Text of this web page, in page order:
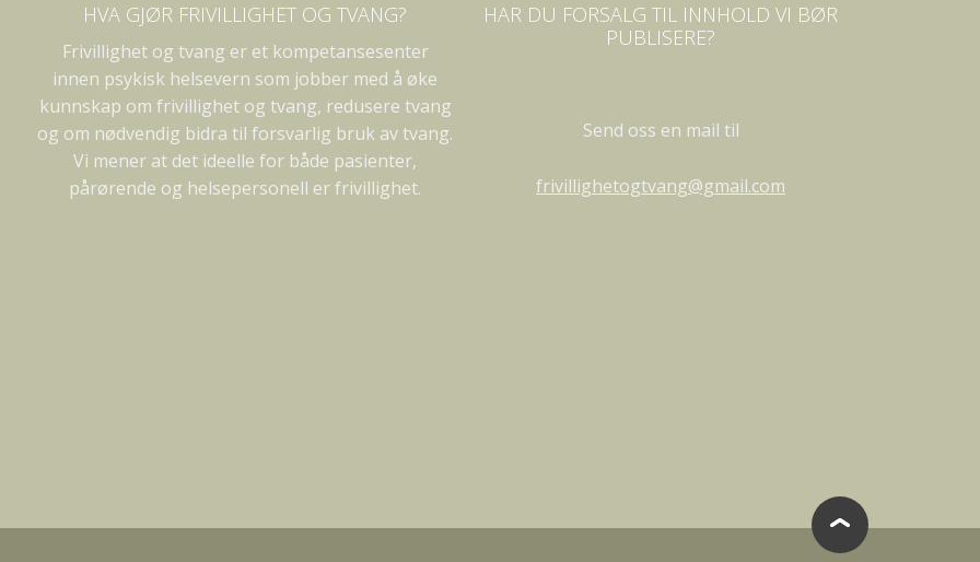
HVA GJØR FRIVILLIGHET OG TVANG?
Frivillighet og tvang er et kompetansesenter
innen psykisk helsevern som jobber med å øke
kunnskap om frivillighet og tvang, redusere tvang
og om nødvendig bidra til forsvarlig bruk av tvang.
Vi mener at det ideelle for både pasienter,
pårørende og helsepersonell er frivillighet.
HAR DU FORSALG TIL INNHOLD VI BØR
PUBLISERE?
Send oss en mail til
frivillighetogtvang@gmail.com